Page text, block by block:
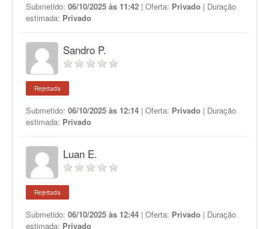
Submetido: 06/10/2025 às 11:42 | Oferta: Privado | Duração
estimada: Privado
Sandro P.
Rejeitada
Submetido: 06/10/2025 às 12:14 | Oferta: Privado | Duração
estimada: Privado
Luan E.
Rejeitada
Submetido: 06/10/2025 às 12:44 | Oferta: Privado | Duração
estimada: Privado